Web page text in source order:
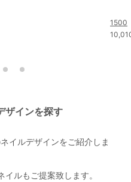
1500
ザインを探す
イルデザインをご紹介しま
ルもご提案致します。